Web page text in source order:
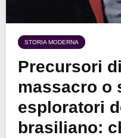
STORIA MODERNA
Precursori
massacro o
esploratori
brasiliano: